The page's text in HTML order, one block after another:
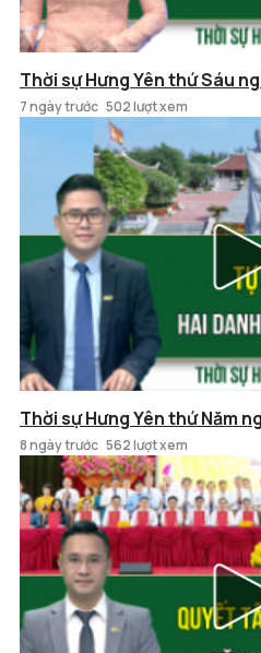
Thời sự Hưng Yên thứ Sáu
7 ngày trước 502 lượt xem
Thời sự Hưng Yên thứ Năm
8 ngày trước 562 lượt xem